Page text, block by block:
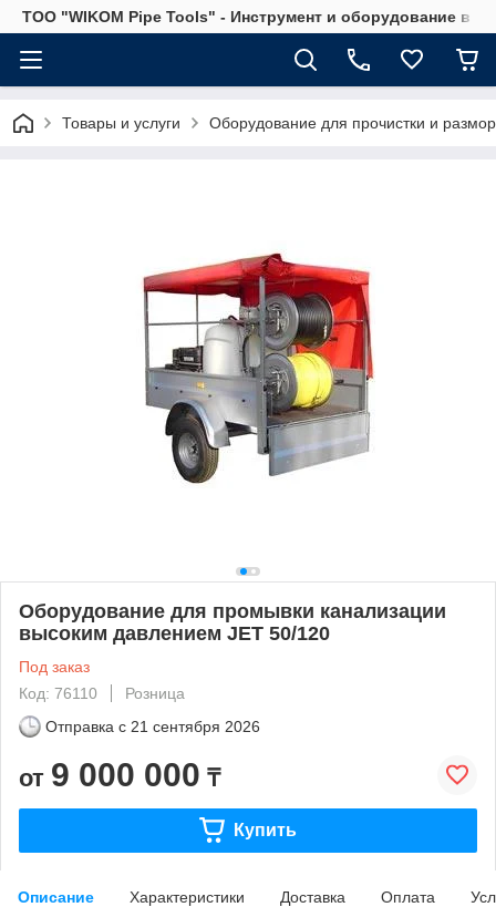
ТОО "WIKOM Pipe Tools" - Инструмент и оборудование в
Товары и услуги Оборудование для прочистки и
Оборудование для промывки канализации
высоким давлением JET 50/120
Под заказ
Код: 76110
Розница
Отправка с 21 сентября 2026
от 9 000 000 ₸
Купить
Описание Характеристики Доставка Оплата